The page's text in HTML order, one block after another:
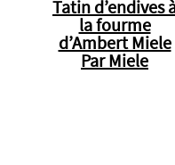
Tatin d’endives
la fourme
d’Ambert Miele
Par Miele